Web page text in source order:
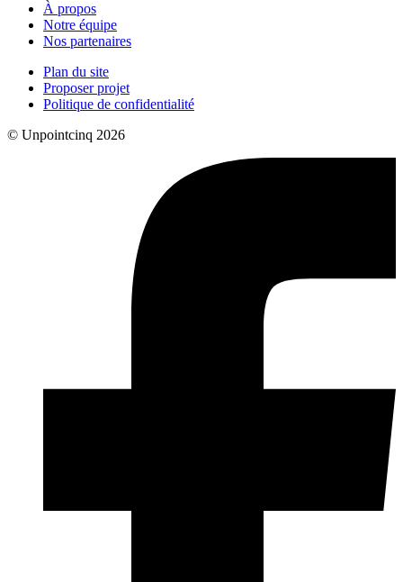
À propos
Notre équipe
Nos partenaires
Plan du site
Proposer projet
Politique de confidentialité
© Unpointcinq 2026